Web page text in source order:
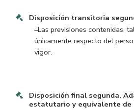
Disposición transitoria
–Las previsiones contenidas,
únicamente respecto del
vigor.
Disposición final segunda.
estatutario y equivalente de